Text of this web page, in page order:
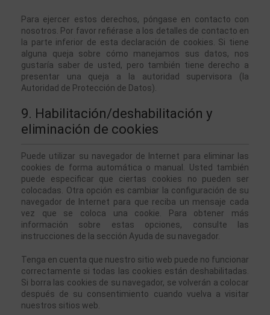
Para ejercer estos derechos, póngase en contacto con
nosotros. Por favor refiérase a los detalles de contacto en
la parte inferior de esta declaración de cookies. Si tiene
alguna queja sobre cómo manejamos sus datos, nos
gustaría saber de usted, pero también tiene derecho a
presentar una queja a la autoridad supervisora (la
Autoridad de Protección de Datos).
9. Habilitación/deshabilitación y
eliminación de cookies
Puede utilizar su navegador de Internet para eliminar las
cookies de forma automática o manual. Usted también
puede especificar que ciertas cookies no pueden ser
colocadas. Otra opción es cambiar la configuración de su
navegador de Internet para que reciba un mensaje cada
vez que se coloca una cookie. Para obtener más
información sobre estas opciones, consulte las
instrucciones de la sección Ayuda de su navegador.
Tenga en cuenta que nuestro sitio web puede no funcionar
correctamente si todas las cookies están deshabilitadas.
Si borra las cookies de su navegador, se volverán a colocar
después de su consentimiento cuando vuelva a visitar
nuestros sitios web.